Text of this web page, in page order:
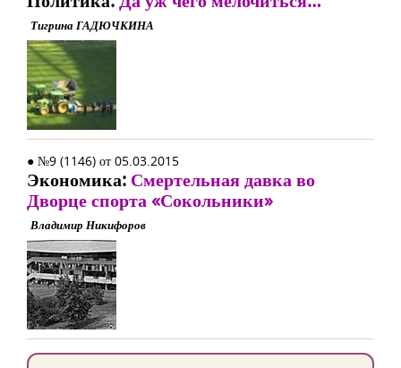
Тигрина ГАДЮЧКИНА
● №9 (1146) от 05.03.2015
Экономика: Смертельная давка во
Дворце спорта «Сокольники»
Владимир Никифоров